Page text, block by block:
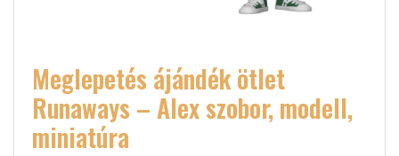
Meglepetés ájándék ötlet
Runaways – Alex szobor, modell,
miniatúra